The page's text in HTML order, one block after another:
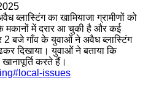
ब्लास्टिंग का खामियाजा ग्रामीणों को
मकानों में दरार आ चुकी है और कई
2 बजे गाँव के युवाओं ने अवैध ब्लास्टिंग
दिखाया। युवाओं ने बताया कि
करते हैं।
# local-issues